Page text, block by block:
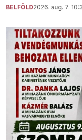
BELFÖLD2026. aug. 7.